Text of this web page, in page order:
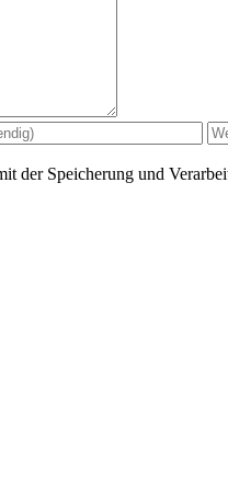
der Speicherung und